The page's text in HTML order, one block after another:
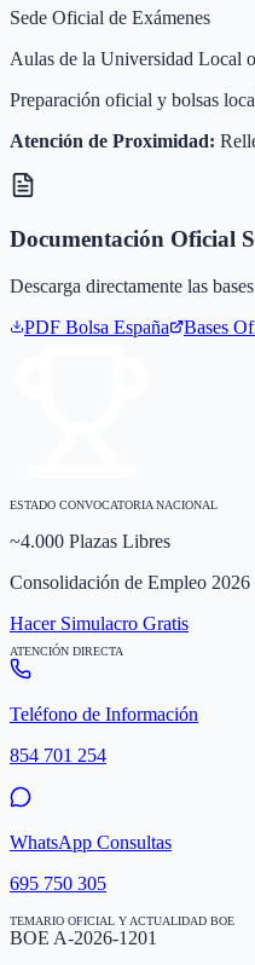
Sede Oficial de Exámenes
Aulas de la Universidad Local
Preparación oficial y bolsas
Atención de Proximidad:
Documentación Oficial
Descarga directamente las
PDF Bolsa España Bases
ESTADO CONVOCATORIA NACIONAL
~4.000 Plazas Libres
Consolidación de Empleo
Hacer Simulacro Gratis
ATENCIÓN DIRECTA
Teléfono de Información
854 701 254
WhatsApp Consultas
695 750 305
TEMARIO OFICIAL Y ACTUALIDAD BOE
BOE A-2026-1201